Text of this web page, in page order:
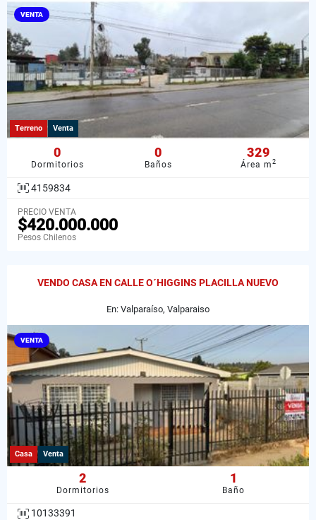
VENTA
Terreno Venta
0
Dormitorios
0
Baños
329
Área m2
4159834
PRECIO VENTA
$420.000.000
Pesos Chilenos
VENDO CASA EN CALLE O´HIGGINS PLACILLA NUEVO
En: Valparaíso, Valparaiso
VENTA
Casa Venta
2
Dormitorios
1
Baño
10133391